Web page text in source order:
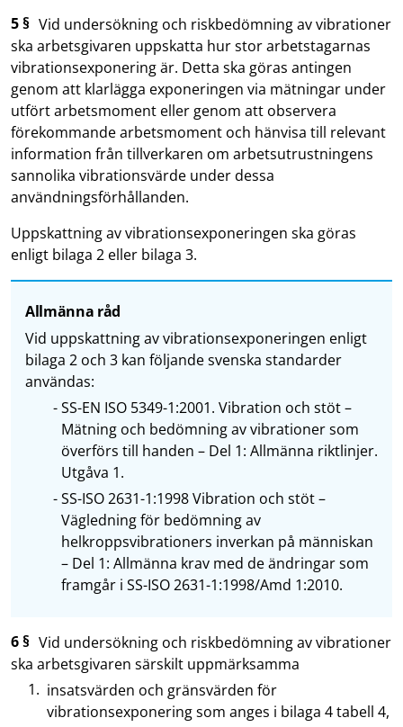
5 § Vid undersökning och riskbedömning av vibrationer
ska arbetsgivaren uppskatta hur stor arbetstagarnas
vibrationsexponering är. Detta ska göras antingen
genom att klarlägga exponeringen via mätningar under
utfört arbetsmoment eller genom att observera
förekommande arbetsmoment och hänvisa till relevant
information från tillverkaren om arbetsutrustningens
sannolika vibrationsvärde under dessa
användningsförhållanden.
Uppskattning av vibrationsexponeringen ska göras
enligt bilaga 2 eller bilaga 3.
Allmänna råd
Vid uppskattning av vibrationsexponeringen enligt
bilaga 2 och 3 kan följande svenska standarder
användas:
SS-EN ISO 5349-1:2001. Vibration och stöt –
Mätning och bedömning av vibrationer som
överförs till handen – Del 1: Allmänna riktlinjer.
Utgåva 1.
SS-ISO 2631-1:1998 Vibration och stöt –
Vägledning för bedömning av
helkroppsvibrationers inverkan på människan
– Del 1: Allmänna krav med de ändringar som
framgår i SS-ISO 2631-1:1998/Amd 1:2010.
6 § Vid undersökning och riskbedömning av vibrationer
ska arbetsgivaren särskilt uppmärksamma
insatsvärden och gränsvärden för
vibrationsexponering som anges i bilaga 4 tabell 4,